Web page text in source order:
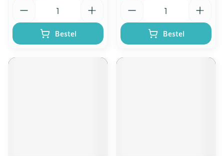
Bestel Bestel